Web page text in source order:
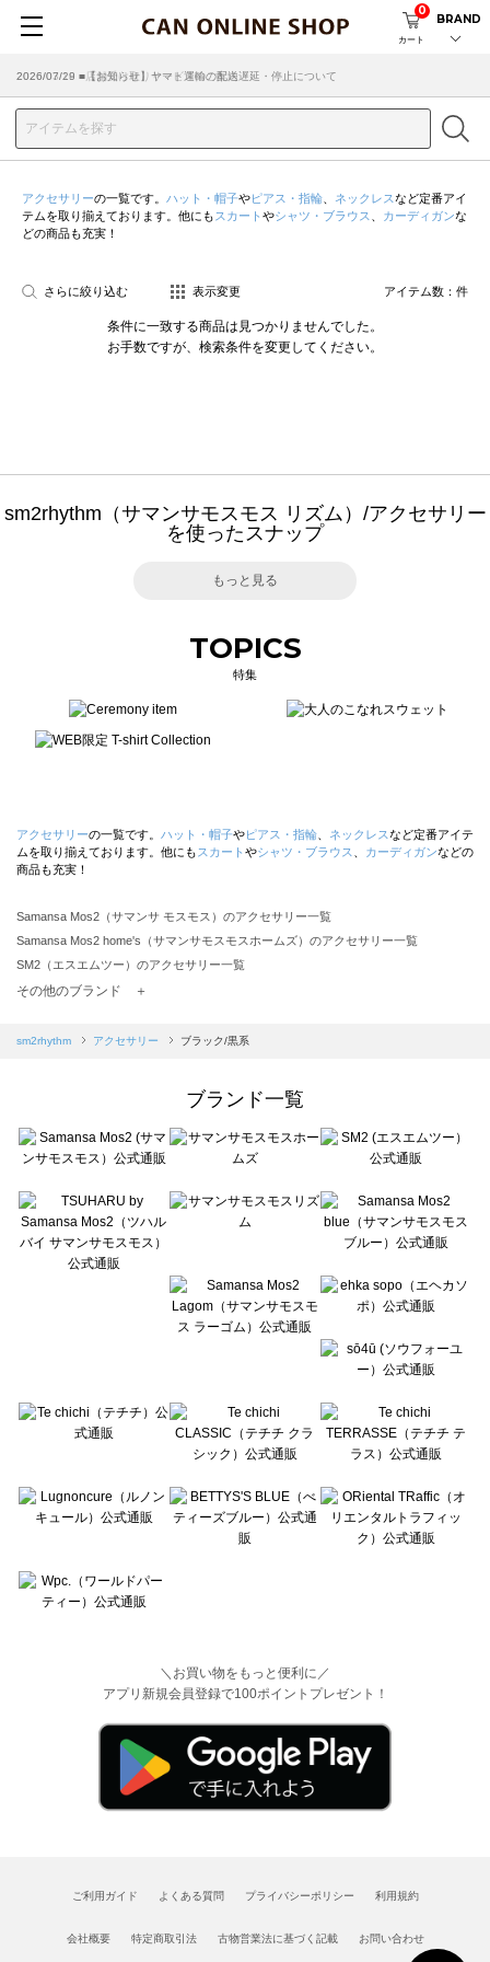
カート
0
BRAND
2026/07/29 ■【お知らせ】ヤマト運輸の配送遅延・停止について
2026/03/18 ■店舗受け取りサービスのご案内
アクセサリーの一覧です。 ハット・帽子やピアス・指輪 ネックレスなど定番アイ
テムを取り揃えております。他にも スカート やシャツ・ブラウス カーディガンな
どの商品も充実！
さらに絞り込む 表示変更 アイテム数： 件
条件に一致する商品は見つかりませんでした。
お手数ですが、検索条件を変更してください。
sm2rhythm（サマンサモスモス リズム）/アクセサリー
を使ったスナップ
もっと見る
TOPICS
特集
アクセサリーの一覧です。 ハット・帽子やピアス・指輪 ネックレスなど定番アイテ
ムを取り揃えております。他にも スカート やシャツ・ブラウス カーディガンなどの
商品も充実！
Samansa Mos2（サマンサ モスモス）のアクセサリー一覧
Samansa Mos2 home's（サマンサモスモスホームズ）のアクセサリー一覧
SM2（エスエムツー）のアクセサリー一覧
TSUHARU by Samansa Mos2（ツハルバイサマンサモスモス）のアクセサリー一覧
Samansa Mos2 blue（サマンサモスモス ブルー）のアクセサリー一覧
sō4ū（ソウフォーユー）のアクセサリー一覧
Te chichi（テチチ）のアクセサリー一覧
Te chichi CLASSIC（テチチ クラシック）のアクセサリー一覧
Lugnoncure（ルノンキュール）のアクセサリー一覧
BETTY'S BLUE（べティーズブルー）のアクセサリー一覧
Wpc.（ワールドパーティー）のアクセサリー一覧
その他のブランド ＋
sm2rhythm アクセサリー ブラック/黒系
ブランド一覧
＼お買い物をもっと便利に／
アプリ新規会員登録で100ポイントプレゼント！
ご利用ガイド よくある質問 プライバシーポリシー 利用規約
会社概要 特定商取引法 古物営業法に基づく記載 お問い合わせ